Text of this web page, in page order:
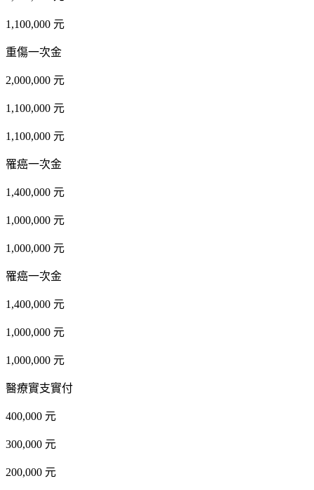
1,100,000 元
重傷一次金
2,000,000 元
1,100,000 元
1,100,000 元
罹癌一次金
1,400,000 元
1,000,000 元
1,000,000 元
罹癌一次金
1,400,000 元
1,000,000 元
1,000,000 元
醫療實支實付
400,000 元
300,000 元
200,000 元